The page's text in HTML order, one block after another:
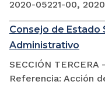
2020-05221-00,
Consejo de Estado
Administrativo
SECCIÓN TERCERA
Referencia: Acción